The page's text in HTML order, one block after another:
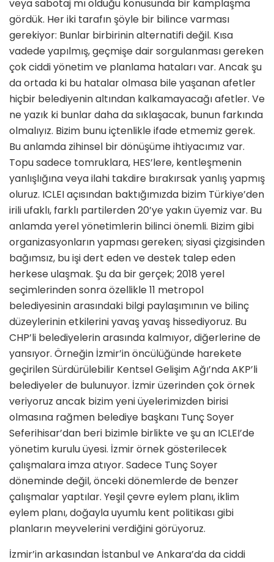
veya sabotaj mı olduğu konusunda bir kamplaşma
gördük. Her iki tarafın şöyle bir bilince varması
gerekiyor: Bunlar birbirinin alternatifi değil. Kısa
vadede yapılmış, geçmişe dair sorgulanması gereken
çok ciddi yönetim ve planlama hataları var. Ancak şu
da ortada ki bu hatalar olmasa bile yaşanan afetler
hiçbir belediyenin altından kalkamayacağı afetler. Ve
ne yazık ki bunlar daha da sıklaşacak, bunun farkında
olmalıyız. Bizim bunu içtenlikle ifade etmemiz gerek.
Bu anlamda zihinsel bir dönüşüme ihtiyacımız var.
Topu sadece tomruklara, HES’lere, kentleşmenin
yanlışlığına veya ilahi takdire bırakırsak yanlış yapmış
oluruz. ICLEI açısından baktığımızda bizim Türkiye’den
irili ufaklı, farklı partilerden 20’ye yakın üyemiz var. Bu
anlamda yerel yönetimlerin bilinci önemli. Bizim gibi
organizasyonların yapması gereken; siyasi çizgisinden
bağımsız, bu işi dert eden ve destek talep eden
herkese ulaşmak. Şu da bir gerçek; 2018 yerel
seçimlerinden sonra özellikle 11 metropol
belediyesinin arasındaki bilgi paylaşımının ve bilinç
düzeylerinin etkilerini yavaş yavaş hissediyoruz. Bu
CHP’li belediyelerin arasında kalmıyor, diğerlerine de
yansıyor. Örneğin İzmir’in öncülüğünde harekete
geçirilen Sürdürülebilir Kentsel Gelişim Ağı’nda AKP’li
belediyeler de bulunuyor. İzmir üzerinden çok örnek
veriyoruz ancak bizim yeni üyelerimizden birisi
olmasına rağmen belediye başkanı Tunç Soyer
Seferihisar’dan beri bizimle birlikte ve şu an ICLEI’de
yönetim kurulu üyesi. İzmir örnek gösterilecek
çalışmalara imza atıyor. Sadece Tunç Soyer
döneminde değil, önceki dönemlerde de benzer
çalışmalar yaptılar. Yeşil çevre eylem planı, iklim
eylem planı, doğayla uyumlu kent politikası gibi
planların meyvelerini verdiğini görüyoruz.
İzmir’in arkasından İstanbul ve Ankara’da da ciddi